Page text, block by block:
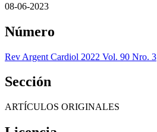
08-06-2023
Número
Rev Argent Cardiol 2022 Vol. 90 Nro. 3
Sección
ARTÍCULOS ORIGINALES